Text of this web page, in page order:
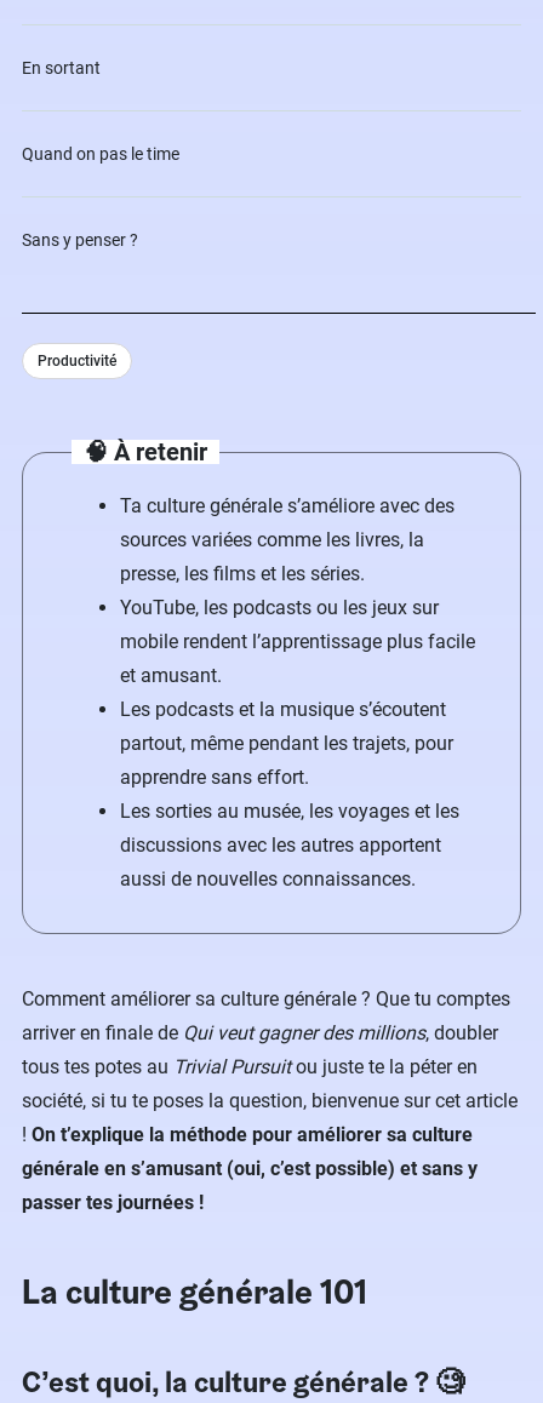
🧠 À retenir
Ta culture générale s’améliore avec des
sources variées comme les livres, la
presse, les films et les séries.
YouTube, les podcasts ou les jeux sur
mobile rendent l’apprentissage plus facile
et amusant.
Les podcasts et la musique s’écoutent
partout, même pendant les trajets, pour
apprendre sans effort.
Les sorties au musée, les voyages et les
discussions avec les autres apportent
aussi de nouvelles connaissances.
Comment améliorer sa culture générale ? Que tu comptes
arriver en finale de Qui veut gagner des millions, doubler
tous tes potes au Trivial Pursuitou juste te la péter en
société, si tu te poses la question, bienvenue sur cet article
! On t’explique la méthode pour améliorer sa culture
générale en s’amusant (oui, c’est possible) et sans y
passer tes journées !
La culture générale 101
C’est quoi, la culture générale ? 🧐
En sortant
Quand on pas le time
Sans y penser ?
Productivité